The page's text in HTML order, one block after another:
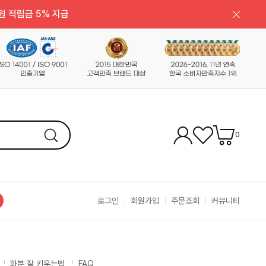
적립금 5% 지급
0
로그인 회원가입 주문조회 커뮤니티
화분 잘 키우는법 FAQ